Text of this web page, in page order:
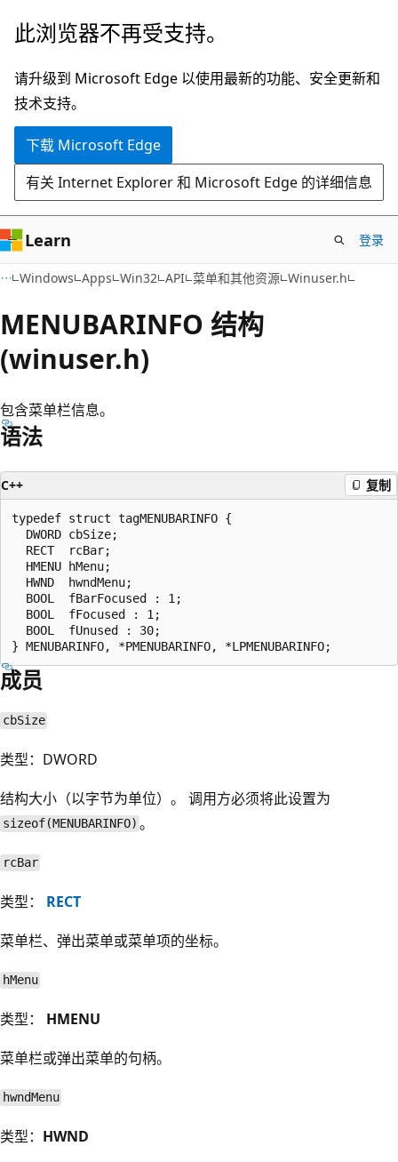
跳
主
要
内
此浏览器不再受支持。
请升级到 Microsoft Edge 以使用最新的功能、安全更新和
技术支持。
下载 Microsoft Edge
有关 Internet Explorer 和 Microsoft Edge 的详细信息
Learn 登录
Windows Apps Win32 API 菜单和其他资源 Winuser.h
MENUBARINFO 结构
(winuser.h)
包含菜单栏信息。
语法
C++ 复制
typedef struct tagMENUBARINFO {
  DWORD cbSize;
  RECT  rcBar;
  HMENU hMenu;
  HWND  hwndMenu;
  BOOL  fBarFocused : 1;
  BOOL  fFocused : 1;
  BOOL  fUnused : 30;
成员
cbSize
类型：DWORD
结构大小（以字节为单位）。 调用方必须将此设置为
sizeof(MENUBARINFO) 。
rcBar
类型： RECT
菜单栏、弹出菜单或菜单项的坐标。
hMenu
类型： HMENU
菜单栏或弹出菜单的句柄。
hwndMenu
类型： HWND